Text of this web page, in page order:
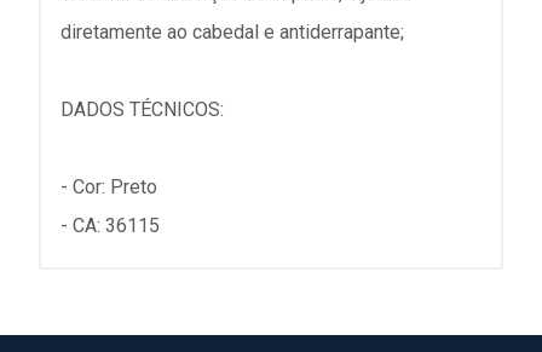
diretamente ao cabedal e antiderrapante;
DADOS TÉCNICOS:
- Cor: Preto
- CA: 36115